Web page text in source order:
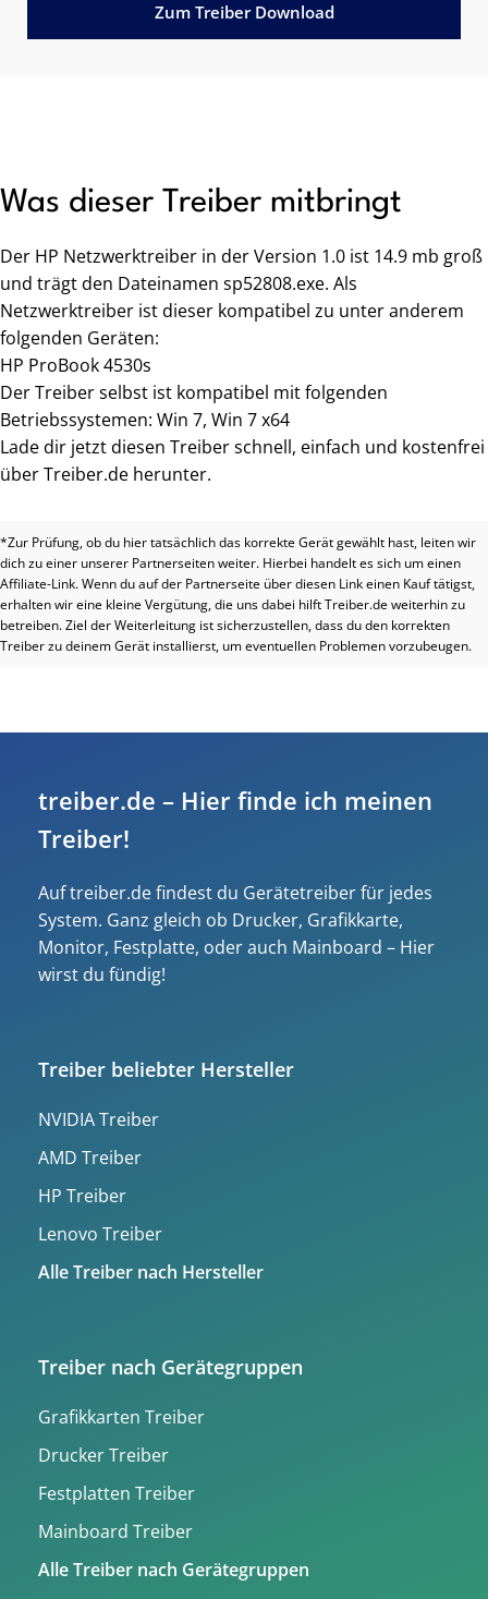
Zum Treiber Download
Was dieser Treiber mitbringt
Der HP Netzwerktreiber in der Version 1.0 ist 14.9 mb groß
und trägt den Dateinamen sp52808.exe. Als
Netzwerktreiber ist dieser kompatibel zu unter anderem
folgenden Geräten:
HP ProBook 4530s
Der Treiber selbst ist kompatibel mit folgenden
Betriebssystemen: Win 7, Win 7 x64
Lade dir jetzt diesen Treiber schnell, einfach und kostenfrei
über Treiber.de herunter.
*Zur Prüfung, ob du hier tatsächlich das korrekte Gerät gewählt hast, leiten wir
dich zu einer unserer Partnerseiten weiter. Hierbei handelt es sich um einen
Affiliate-Link. Wenn du auf der Partnerseite über diesen Link einen Kauf tätigst,
erhalten wir eine kleine Vergütung, die uns dabei hilft Treiber.de weiterhin zu
betreiben. Ziel der Weiterleitung ist sicherzustellen, dass du den korrekten
Treiber zu deinem Gerät installierst, um eventuellen Problemen vorzubeugen.
treiber.de – Hier finde ich meinen
Treiber!
Auf treiber.de findest du Gerätetreiber für jedes
System. Ganz gleich ob Drucker, Grafikkarte,
Monitor, Festplatte, oder auch Mainboard – Hier
wirst du fündig!
Treiber beliebter Hersteller
NVIDIA Treiber
AMD Treiber
HP Treiber
Lenovo Treiber
Alle Treiber nach Hersteller
Treiber nach Gerätegruppen
Grafikkarten Treiber
Drucker Treiber
Festplatten Treiber
Mainboard Treiber
Alle Treiber nach Gerätegruppen